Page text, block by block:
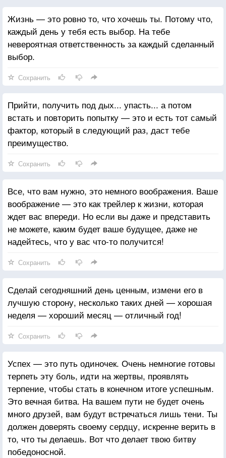
Жизнь — это ровно то, что хочешь ты. Потому что,
каждый день у тебя есть выбор. На тебе
невероятная ответственность за каждый сделанный
выбор.
Сохранить
Прийти, получить под дых... упасть... а потом
встать и повторить попытку — это и есть тот самый
фактор, который в следующий раз, даст тебе
преимущество.
Сохранить
Все, что вам нужно, это немного воображения. Ваше
воображение — это как трейлер к жизни, которая
ждет вас впереди. Но если вы даже и представить
не можете, каким будет ваше будущее, даже не
надейтесь, что у вас что-то получится!
Сохранить
Сделай сегодняшний день ценным, измени его в
лучшую сторону, несколько таких дней — хорошая
неделя — хороший месяц — отличный год!
Сохранить
Успех — это путь одиночек. Очень немногие готовы
терпеть эту боль, идти на жертвы, проявлять
терпение, чтобы стать в конечном итоге успешным.
Это вечная битва. На вашем пути не будет очень
много друзей, вам будут встречаться лишь тени. Ты
должен доверять своему сердцу, искренне верить в
то, что ты делаешь. Вот что делает твою битву
победоносной.